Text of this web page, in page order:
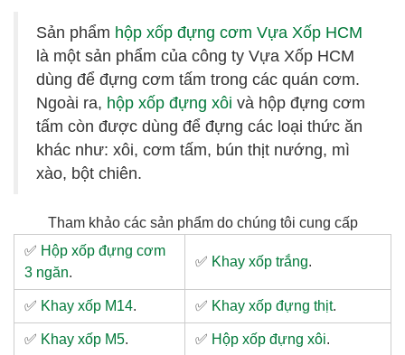
Sản phẩm hộp xốp đựng cơm Vựa Xốp HCM
là một sản phẩm của công ty Vựa Xốp HCM
dùng để đựng cơm tấm trong các quán cơm.
Ngoài ra, hộp xốp đựng xôi và hộp đựng cơm
tấm còn được dùng để đựng các loại thức ăn
khác như: xôi, cơm tấm, bún thịt nướng, mì
xào, bột chiên.
Tham khảo các sản phẩm do chúng tôi cung cấp
✅ Hộp xốp đựng cơm
3 ngăn.
✅ Khay xốp trắng.
✅ Khay xốp M14. ✅ Khay xốp đựng thịt.
✅ Khay xốp M5. ✅ Hộp xốp đựng xôi.